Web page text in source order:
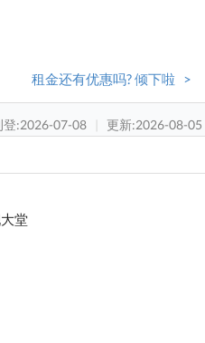
租金还有优惠吗? 倾下啦 >
登:2026-07-08 | 更新:2026-08-05
堂